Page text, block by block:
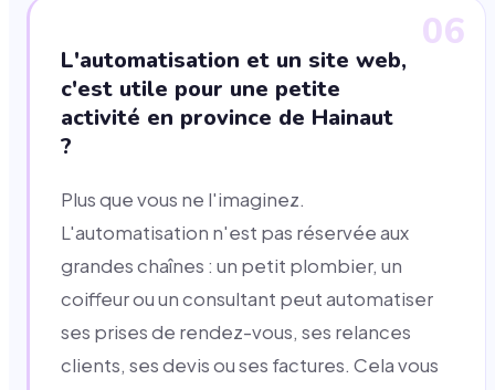
06
L'automatisation et un site web,
c'est utile pour une petite
activité en province de Hainaut
?
Plus que vous ne l'imaginez.
L'automatisation n'est pas réservée aux
grandes chaînes : un petit plombier, un
coiffeur ou un consultant peut automatiser
ses prises de rendez-vous, ses relances
clients, ses devis ou ses factures. Cela vous